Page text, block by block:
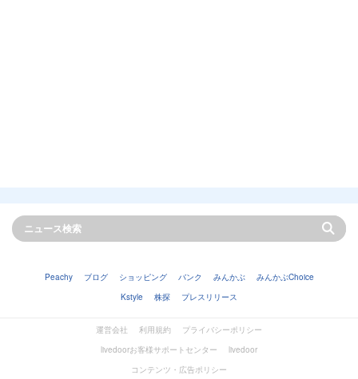
Peachy ブログ ショッピング バンク みんかぶ
みんかぶChoice
Kstyle
株探 プレスリリース
運営会社 利用規約
プライバシーポリシー
livedoorお客様サポートセンター
livedoor
コンテンツ・広告ポリシー